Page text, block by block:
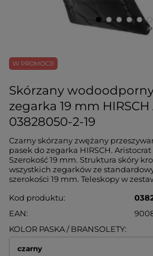
W PROMOCJI
Skórzany
zegarka 19 mm
03828050-2-19
Czarny skórzany zwężany
pasek do zegarka HIRSCH.
Szerokość 19 mm. Struktura skóry
wszystkich zegarków ze
szerokości 19 mm. Teleskopy w
Kod produktu
EAN
KOLOR PASKA / BRANSOLETY
czarny